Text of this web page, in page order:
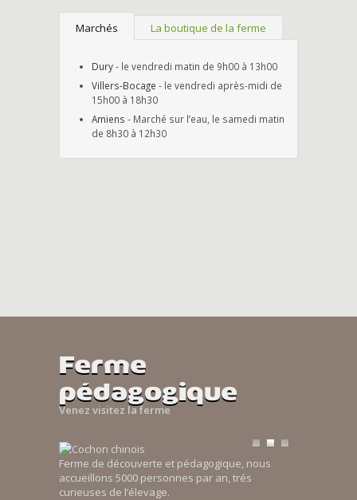
Marchés La boutique de la ferme
Dury- le vendredi matin de 9h00 à 13h00
Villers-Bocage - le vendredi après-midi de
15h00 à 18h30
Amiens - Marché sur l’eau, le samedi matin
de 8h30 à 12h30
Ferme
pédagogique
Venez visitez la ferme
Ferme de découverte et pédagogique, nous
accueillons 5000 personnes par an, trés
curieuses de l’élevage.